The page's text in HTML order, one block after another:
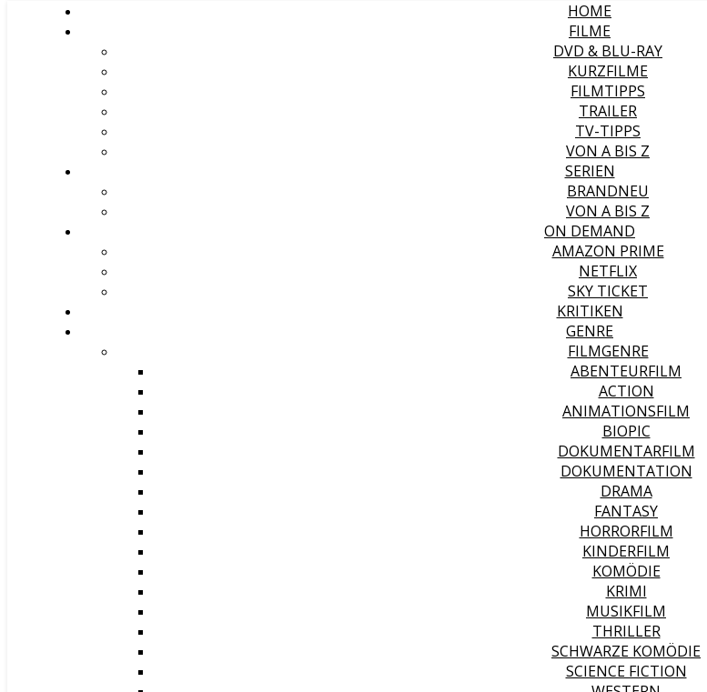
HOME
FILME
DVD & BLU-RAY
KURZFILME
FILMTIPPS
TRAILER
TV-TIPPS
VON A BIS Z
SERIEN
BRANDNEU
VON A BIS Z
ON DEMAND
AMAZON PRIME
NETFLIX
SKY TICKET
KRITIKEN
GENRE
FILMGENRE
ABENTEURFILM
ACTION
ANIMATIONSFILM
BIOPIC
DOKUMENTARFILM
DOKUMENTATION
DRAMA
FANTASY
HORRORFILM
KINDERFILM
KOMÖDIE
KRIMI
MUSIKFILM
THRILLER
SCHWARZE KOMÖDIE
SCIENCE FICTION